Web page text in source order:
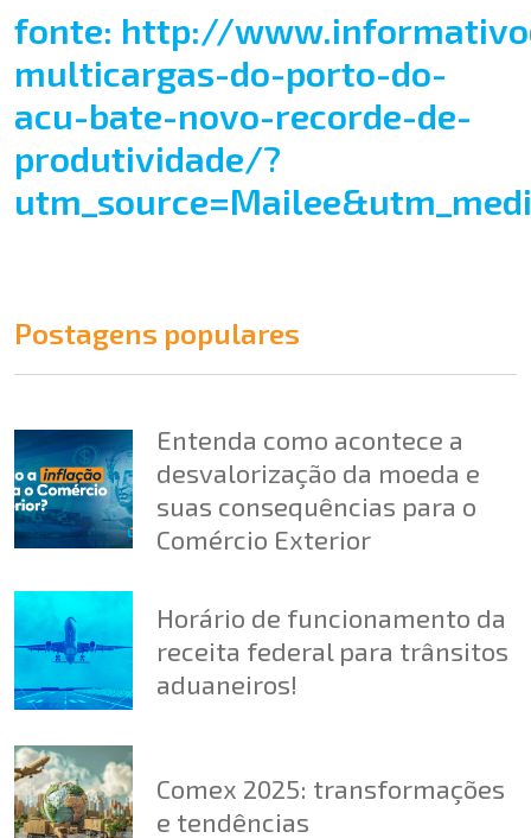
fonte: http://
multicargas-do-porto-do-
acu-bate-novo-recorde-de-
produtividade/?
Postagens populares
Entenda como acontece a
desvalorização da moeda e
suas consequências para o
Comércio Exterior
Horário de funcionamento da
receita federal para trânsitos
aduaneiros!
Comex 2025: transformações
e tendências